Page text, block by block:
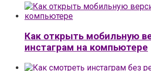
Как открыть мобильную
инстаграм на компьютере